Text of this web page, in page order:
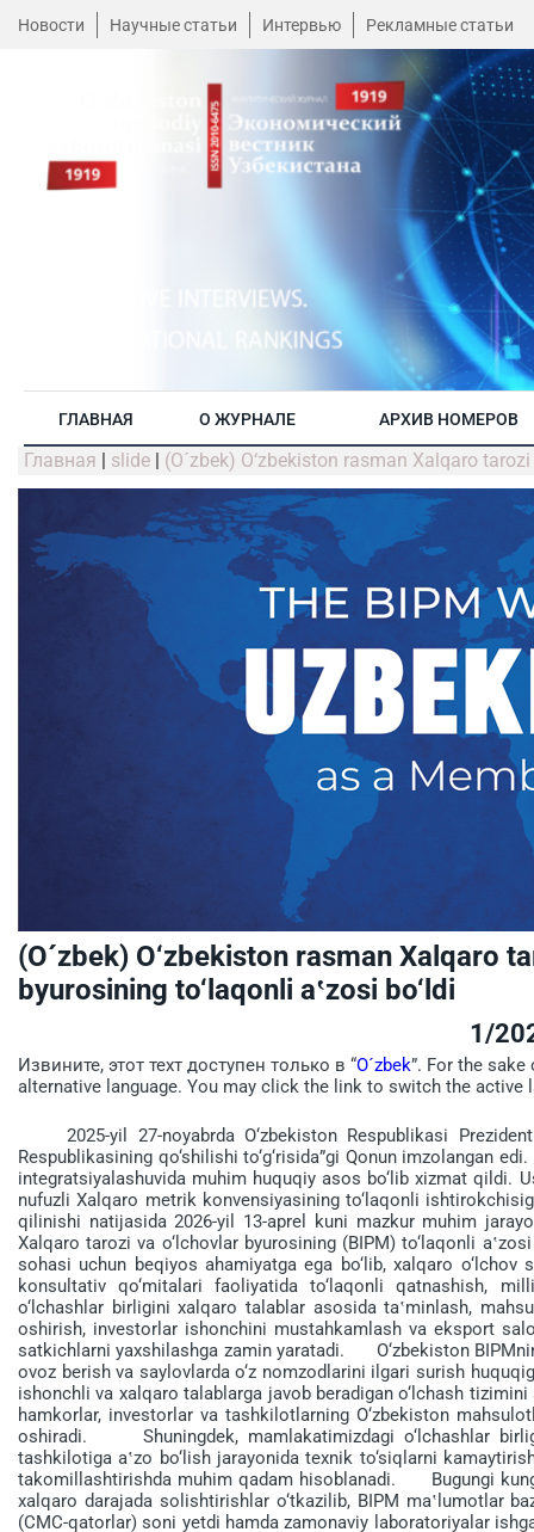
Новости Научные статьи Интервью Рекламные статьи
ГЛАВНАЯ О ЖУРНАЛЕ АРХИВ НОМЕРОВ
Главная | slide | (O´zbek) O‘zbеkiston rasman Xalqaro
(O´zbek) O‘zbеkiston rasman Xalqaro
byurosining to‘laqonli a‛zosi bo‘ldi
1/
Извините, этот техт доступен только в “O´zbek”. For the
alternative language. You may click the link to switch the active
2025-yil 27-noyabrda O‘z­bekiston Respublikasi
Respublika­sining qo‘shilishi to‘g‘risida”gi Qonun imzolangan
integratsiyalashuvida muhim huquqiy asos bo‘lib xizmat qildi.
nufuzli Xal­qaro metrik konvensiyasining to‘la­qonli
qilinishi nati­jasida 2026-yil 13-aprel kuni mazkur muhim
Xalqaro tarozi va o‘lchovlar byuro­sining (BIPM) to‘laqonli
sohasi uchun beqiyos ahamiyatga ega bo‘lib, xal­qaro
konsultativ qo‘mitalari faoliyatida to‘laqonli qatnashish,
o‘lchash­lar birligini xalqaro talablar aso­sida ta‛minlash,
oshirish, inves­torlar ishonchini mustahkamlash va eksport
satkichlarni yaxshilashga zamin yara­tadi. O‘zbekiston
ovoz berish va saylovlarda o‘z nomzodlarini ilgari surish
ishonchli va xalqaro talablarga javob beradigan o‘lchash
hamkor­lar, inves­torlar va tashkilotlarning O‘zbekiston
oshiradi. Shuningdek, mamlakatimizdagi o‘lchashlar
tashkilotiga a‛zo bo‘lish jarayonida texnik to‘siqlarni
takomillashtirishda mu­him qadam hisoblanadi. Bugungi
xalqaro darajada solishtirishlar o‘tkazilib, BIPM ma‛lumotlar
(CMC-qatorlar) soni yetdi hamda zamo­naviy labora­to­riyalar